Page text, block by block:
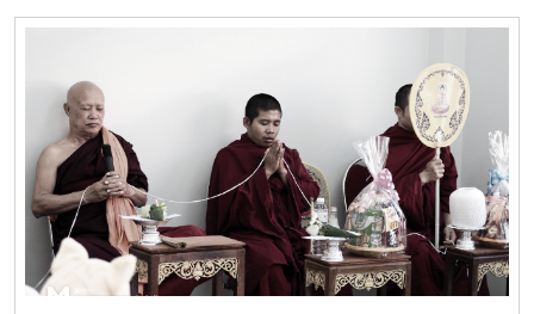
และ ผลิตภัณฑ์สินค้าเกษตรอินทรีย์ ที่ผลิตโดยศูนย์วิจัยและ
พัฒนาเกษตรธรรมชาติ มหาวิทยาลัยแม่โจ้ และเป็นการอำนวย
ความสะดวกให้กับผู้ที่ต้องการซื้อสินค้าเกษตรอินทรีย์ของ
ศูนย์วิจัยและพัฒนาเกษตรธรรมชาติ มหาวิทยาลัยแม่โจ้ ให้
สามารถหาซื้อสินค้าได้งานขึ้นเปิดให้บริการทุกวัน ตั้งแต่เวลา
08.00 - 17.00 น.สอบถามรายละเอียดเพิ่มเติม โทร. 084-
4888305แผนที่ :
https://maps.app.goo.gl/JDtHViw1tcQPDB9S9